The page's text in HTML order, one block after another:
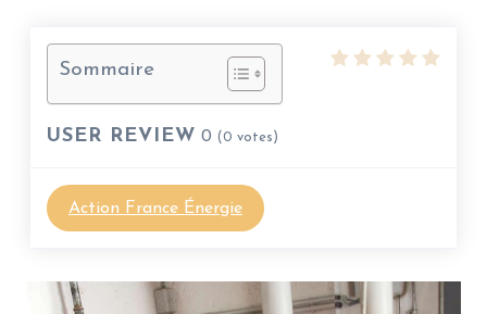
Sommaire
USER REVIEW 0 (0 votes)
Action France Énergie